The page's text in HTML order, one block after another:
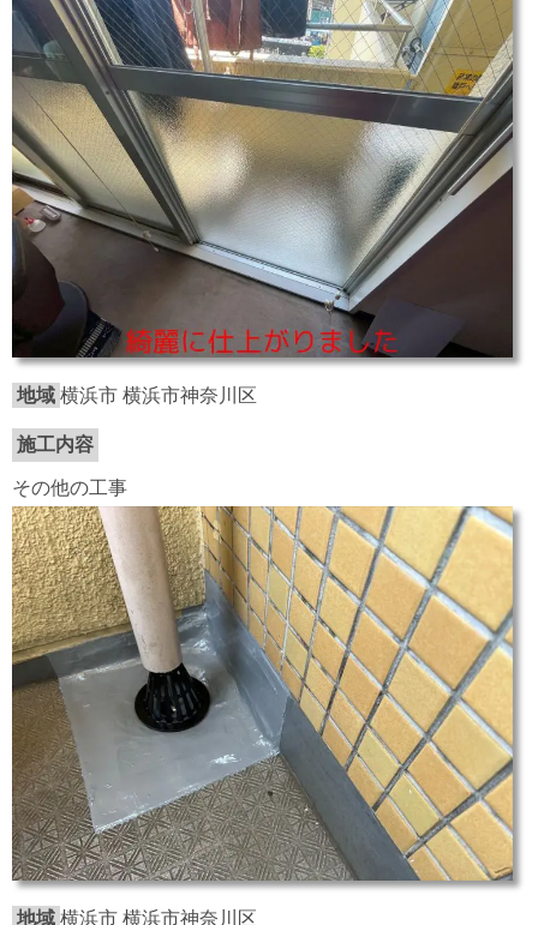
地域 横浜市 横浜市神奈川区
施工内容
その他の工事
地域 横浜市 横浜市神奈川区